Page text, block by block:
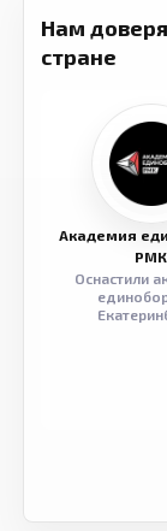
Нам
стране
Академия
РМК
Оснастили